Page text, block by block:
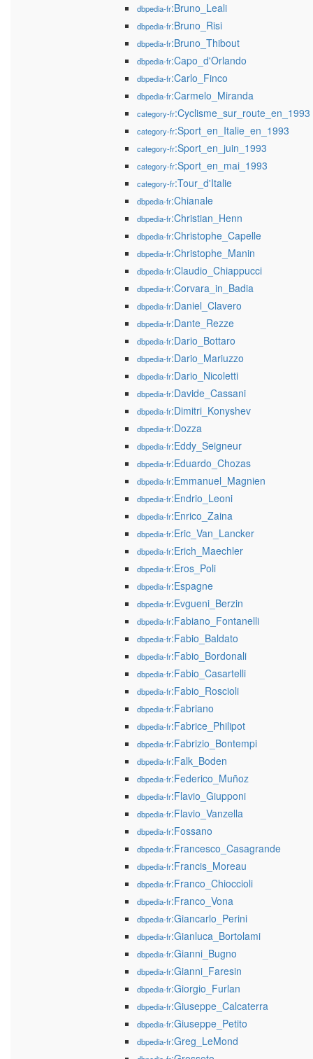
dbpedia-fr:Bruno_Leali
dbpedia-fr:Bruno_Risi
dbpedia-fr:Bruno_Thibout
dbpedia-fr:Capo_d'Orlando
dbpedia-fr:Carlo_Finco
dbpedia-fr:Carmelo_Miranda
category-fr:Cyclisme_sur_route_en_1993
category-fr:Sport_en_Italie_en_1993
category-fr:Sport_en_juin_1993
category-fr:Sport_en_mai_1993
category-fr:Tour_d'Italie
dbpedia-fr:Chianale
dbpedia-fr:Christian_Henn
dbpedia-fr:Christophe_Capelle
dbpedia-fr:Christophe_Manin
dbpedia-fr:Claudio_Chiappucci
dbpedia-fr:Corvara_in_Badia
dbpedia-fr:Daniel_Clavero
dbpedia-fr:Dante_Rezze
dbpedia-fr:Dario_Bottaro
dbpedia-fr:Dario_Mariuzzo
dbpedia-fr:Dario_Nicoletti
dbpedia-fr:Davide_Cassani
dbpedia-fr:Dimitri_Konyshev
dbpedia-fr:Dozza
dbpedia-fr:Eddy_Seigneur
dbpedia-fr:Eduardo_Chozas
dbpedia-fr:Emmanuel_Magnien
dbpedia-fr:Endrio_Leoni
dbpedia-fr:Enrico_Zaina
dbpedia-fr:Eric_Van_Lancker
dbpedia-fr:Erich_Maechler
dbpedia-fr:Eros_Poli
dbpedia-fr:Espagne
dbpedia-fr:Evgueni_Berzin
dbpedia-fr:Fabiano_Fontanelli
dbpedia-fr:Fabio_Baldato
dbpedia-fr:Fabio_Bordonali
dbpedia-fr:Fabio_Casartelli
dbpedia-fr:Fabio_Roscioli
dbpedia-fr:Fabriano
dbpedia-fr:Fabrice_Philipot
dbpedia-fr:Fabrizio_Bontempi
dbpedia-fr:Falk_Boden
dbpedia-fr:Federico_Muñoz
dbpedia-fr:Flavio_Giupponi
dbpedia-fr:Flavio_Vanzella
dbpedia-fr:Fossano
dbpedia-fr:Francesco_Casagrande
dbpedia-fr:Francis_Moreau
dbpedia-fr:Franco_Chioccioli
dbpedia-fr:Franco_Vona
dbpedia-fr:Giancarlo_Perini
dbpedia-fr:Gianluca_Bortolami
dbpedia-fr:Gianni_Bugno
dbpedia-fr:Gianni_Faresin
dbpedia-fr:Giorgio_Furlan
dbpedia-fr:Giuseppe_Calcaterra
dbpedia-fr:Giuseppe_Petito
dbpedia-fr:Greg_LeMond